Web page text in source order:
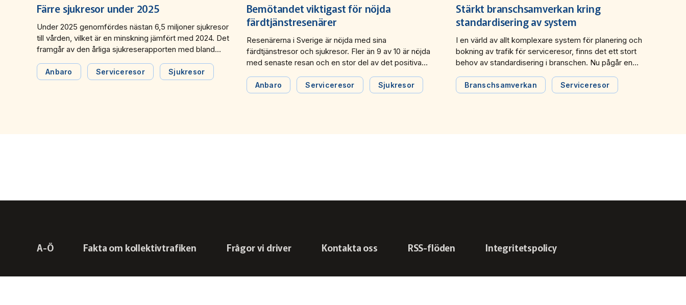
Färre sjukresor under 2025
Under 2025 genomfördes nästan 6,5 miljoner sjukresor
till vården, vilket är en minskning jämfört med 2024. Det
framgår av den årliga sjukreserapporten med bland
Anbaro Serviceresor Sjukresor
Bemötandet viktigast för nöjda
färdtjänstresenärer
Resenärerna i Sverige är nöjda med sina
färdtjänstresor och sjukresor. Fler än 9 av 10 är nöjda
med senaste resan och en stor del av det positiva
förare och handläggare. Det framgår av årsrapporten
från Svensk Kollektivtrafik med resultat från Anbaro,
Anbaro Serviceresor Sjukresor
Stärkt branschsamverkan kring
standardisering av system
I en värld av allt komplexare system för planering och
bokning av trafik för serviceresor, finns det ett stort
behov av standardisering i branschen. Nu pågår en
Kollektivtrafiks Jonas Johansson valts in i styrelsen
som sekreterare och kassör.
Branschsamverkan Serviceresor
A-Ö Fakta om kollektivtrafiken Frågor vi driver Kontakta oss RSS-flöden Integritetspolicy